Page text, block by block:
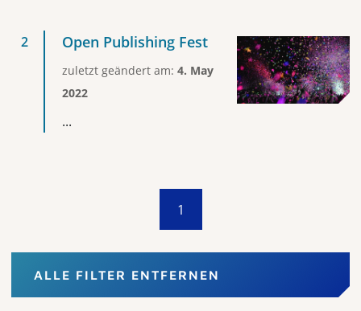
Open Publishing Fest
zuletzt geändert am: 4. May
2022
...
1
ALLE FILTER ENTFERNEN